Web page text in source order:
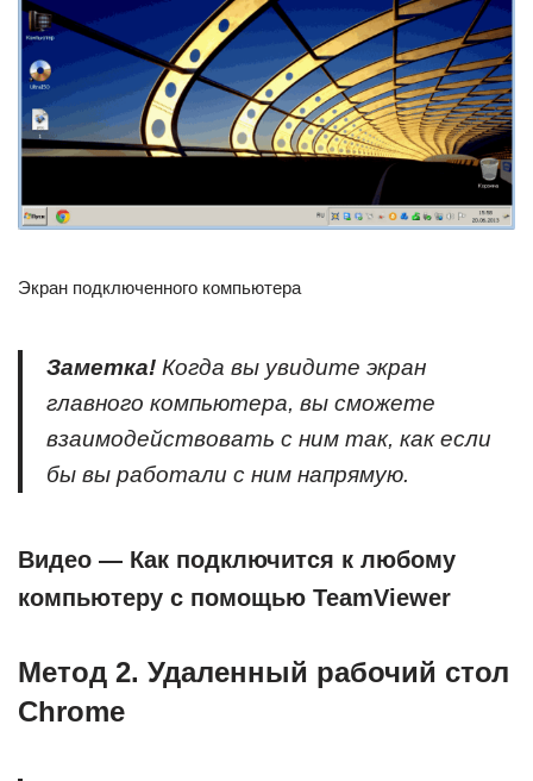
Экран подключенного компьютера
Заметка! Когда вы увидите экран
главного компьютера, вы сможете
взаимодействовать с ним так, как если
бы вы работали с ним напрямую.
Видео — Как подключится к любому
компьютеру с помощью TeamViewer
Метод 2. Удаленный рабочий стол
Chrome